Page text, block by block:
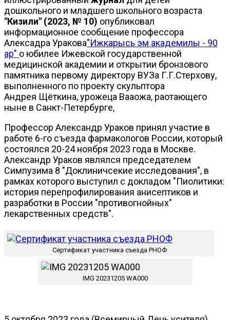
дошкольного и младшего школьного возраста
"Кизили" (2023, № 10) опубликовал
информационное сообщение профессора
Алексадра Уракова"Ижкарысь эм академилы - 90
ар" о юбилее Ижевской государственной
медицинской академии и открытии бронзового
памятника первому директору ВУЗа Г.Г.Стерхову,
выполненного по проекту скульптора
Андрея Щёткина, урожеца Вааожа, раотающего
ныне в Санкт-Петербурге,
Профессор Александр Ураков принял участие в
работе 6-го съезда фармакологов России, который
состоялся 20-24 ноября 2023 года в Москве.
Александр Ураков являлся председателем
Симпузима 8 "Доклиничсекие исследования", в
рамках которого выступил с докладом "Пиолитики:
история перепрофилирования анисептиков и
разработки в России "противогнойных"
лекарственных средств".
Сертификат участника съезда РНОФ
IMG 20231205 WA000